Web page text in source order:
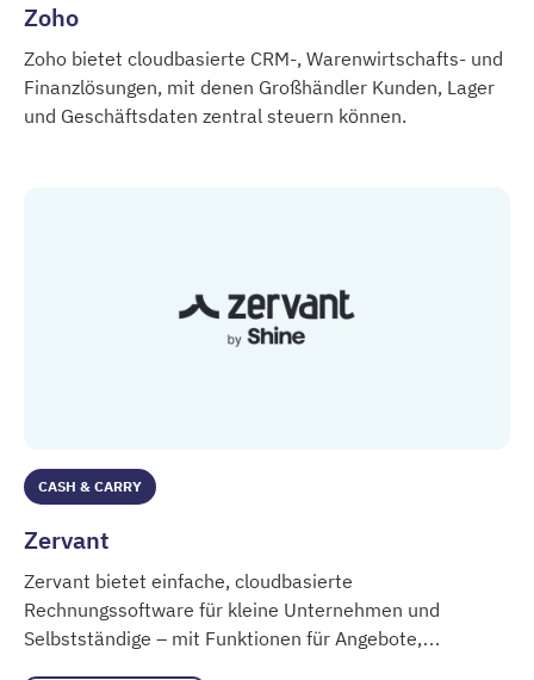
Zoho
Zoho bietet cloudbasierte CRM-, Warenwirtschafts- und
Finanzlösungen, mit denen Großhändler Kunden, Lager
und Geschäftsdaten zentral steuern können.
CASH & CARRY
Zervant
Zervant bietet einfache, cloudbasierte
Rechnungssoftware für kleine Unternehmen und
Selbstständige – mit Funktionen für Angebote,